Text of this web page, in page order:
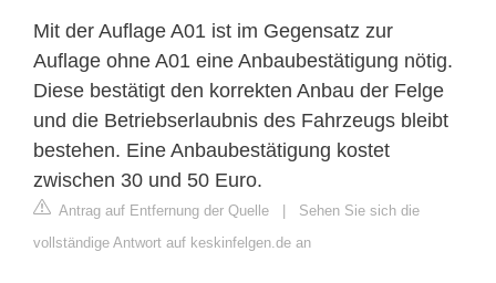
Mit der Auflage A01 ist im Gegensatz zur
Auflage ohne A01 eine Anbaubestätigung nötig.
Diese bestätigt den korrekten Anbau der Felge
und die Betriebserlaubnis des Fahrzeugs bleibt
bestehen. Eine Anbaubestätigung kostet
zwischen 30 und 50 Euro.
Antrag auf Entfernung der Quelle | Sehen Sie sich die
vollständige Antwort auf keskinfelgen.de an